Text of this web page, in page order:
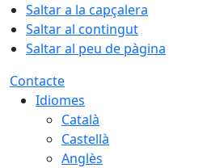
Saltar a la capçalera
Saltar al contingut
Saltar al peu de pàgina
Contacte
Idiomes
Català
Castellà
Anglès